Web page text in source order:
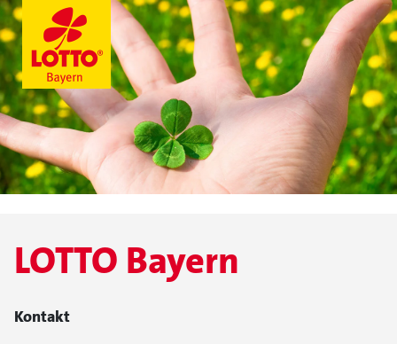
LOTTO Bayern
Kontakt